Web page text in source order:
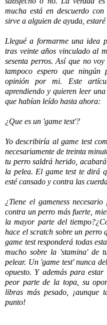
mucha está en descuerdo
sirve a alguien de ayuda,
Llegué a formarme una idea
tras veinte años vinculado al
sesenta perros. Así que no
tampoco espero que ningún
opinión por mi. Este
aprendiendo y quieren leer
que habían leído hasta ahora:
¿Que es un 'game test'?
Yo describiría al game test
necesariamente de treinta
tu perro saldrá herido,
la pelea. El game test te dirá
esté cansado y contra las
¿Tiene el gameness
contra un perro más fuerte,
la mayor parte del
hace el scratch sobre un perro
game test responderá todas
mucho sobre la 'stamina' de
pelear. Un 'game test' nunca
opuesto. Y además para
peor parte de la topa, su
libras más pesado, ¡aunque
punto!